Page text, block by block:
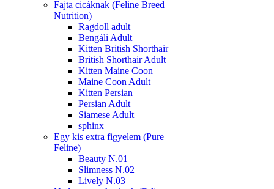
Fajta cicáknak (Feline Breed
Nutrition)
Ragdoll adult
Bengáli Adult
Kitten British Shorthair
British Shorthair Adult
Kitten Maine Coon
Maine Coon Adult
Kitten Persian
Persian Adult
Siamese Adult
sphinx
Egy kis extra figyelem (Pure
Feline)
Beauty N.01
Slimness N.02
Lively N.03